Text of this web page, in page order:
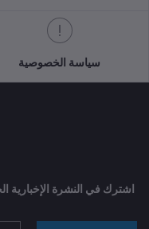
سياسة الخصوصية
اشترك في النشرة الإخبارية